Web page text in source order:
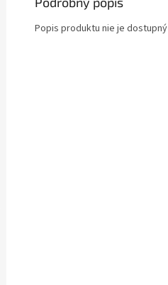
Popis produktu nie je dostupný